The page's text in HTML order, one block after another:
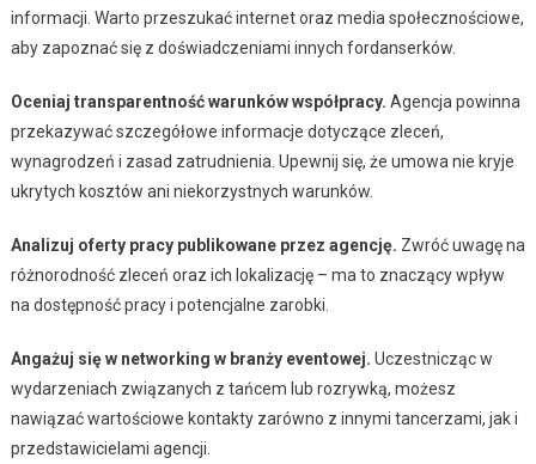
informacji. Warto przeszukać internet oraz media społecznościowe,
aby zapoznać się z doświadczeniami innych fordanserków.
Oceniaj transparentność warunków współpracy. Agencja powinna
przekazywać szczegółowe informacje dotyczące zleceń,
wynagrodzeń i zasad zatrudnienia. Upewnij się, że umowa nie kryje
ukrytych kosztów ani niekorzystnych warunków.
Analizuj oferty pracy publikowane przez agencję. Zwróć uwagę na
różnorodność zleceń oraz ich lokalizację – ma to znaczący wpływ
na dostępność pracy i potencjalne zarobki.
Angażuj się w networking w branży eventowej. Uczestnicząc w
wydarzeniach związanych z tańcem lub rozrywką, możesz
nawiązać wartościowe kontakty zarówno z innymi tancerzami, jak i
przedstawicielami agencji.